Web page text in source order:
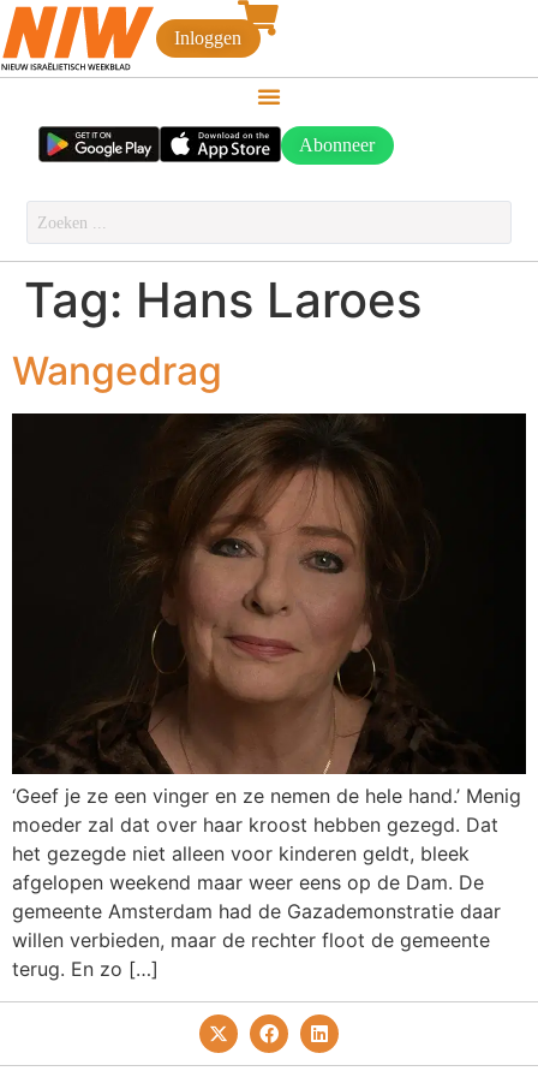
Inloggen
Abonneer
Tag: Hans Laroes
Wangedrag
‘Geef je ze een vinger en ze nemen de hele hand.’ Menig
moeder zal dat over haar kroost hebben gezegd. Dat
het gezegde niet alleen voor kinderen geldt, bleek
afgelopen weekend maar weer eens op de Dam. De
gemeente Amsterdam had de Gazademonstratie daar
willen verbieden, maar de rechter floot de gemeente
terug. En zo […]